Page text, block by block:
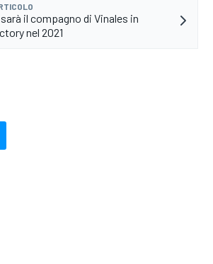
il compagno di Vinales in
nel 2021